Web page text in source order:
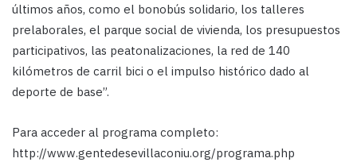
últimos años, como el bonobús solidario, los talleres
prelaborales, el parque social de vivienda, los presupuestos
participativos, las peatonalizaciones, la red de 140
kilómetros de carril bici o el impulso histórico dado al
deporte de base”.
Para acceder al programa completo:
http://www.gentedesevillaconiu.org/programa.php